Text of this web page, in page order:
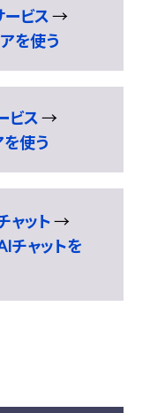
ビス→
を使う
ビス→
使う
ャット→
チャットを